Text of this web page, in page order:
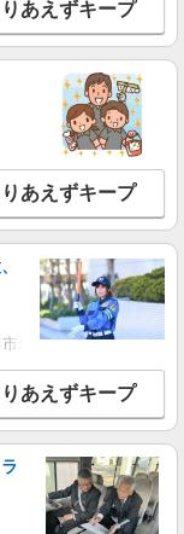
りあえずキープ
りあえずキープ
岩槻区・久喜市・蓮田
りあえずキープ